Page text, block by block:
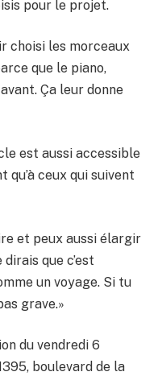
pour le projet.
choisi les morceaux
que le piano,
Ça leur donne
est aussi accessible
qu’à ceux qui suivent
et peux aussi élargir
que c’est
un voyage. Si tu
grave.»
du vendredi 6
boulevard de la